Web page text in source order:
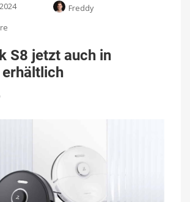
Freddy
S8
jetzt
auch
S8 jetzt auch in